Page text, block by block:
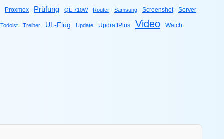
Proxmox Prüfung QL-710W Router Samsung Screenshot Server
Todoist Treiber UL-Flug Update UpdraftPlus Video Watch